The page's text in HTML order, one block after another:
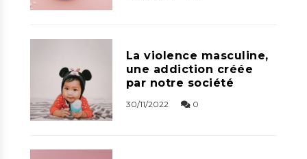
La violence masculine,
une addiction créée
par notre société
30/11/2022 0